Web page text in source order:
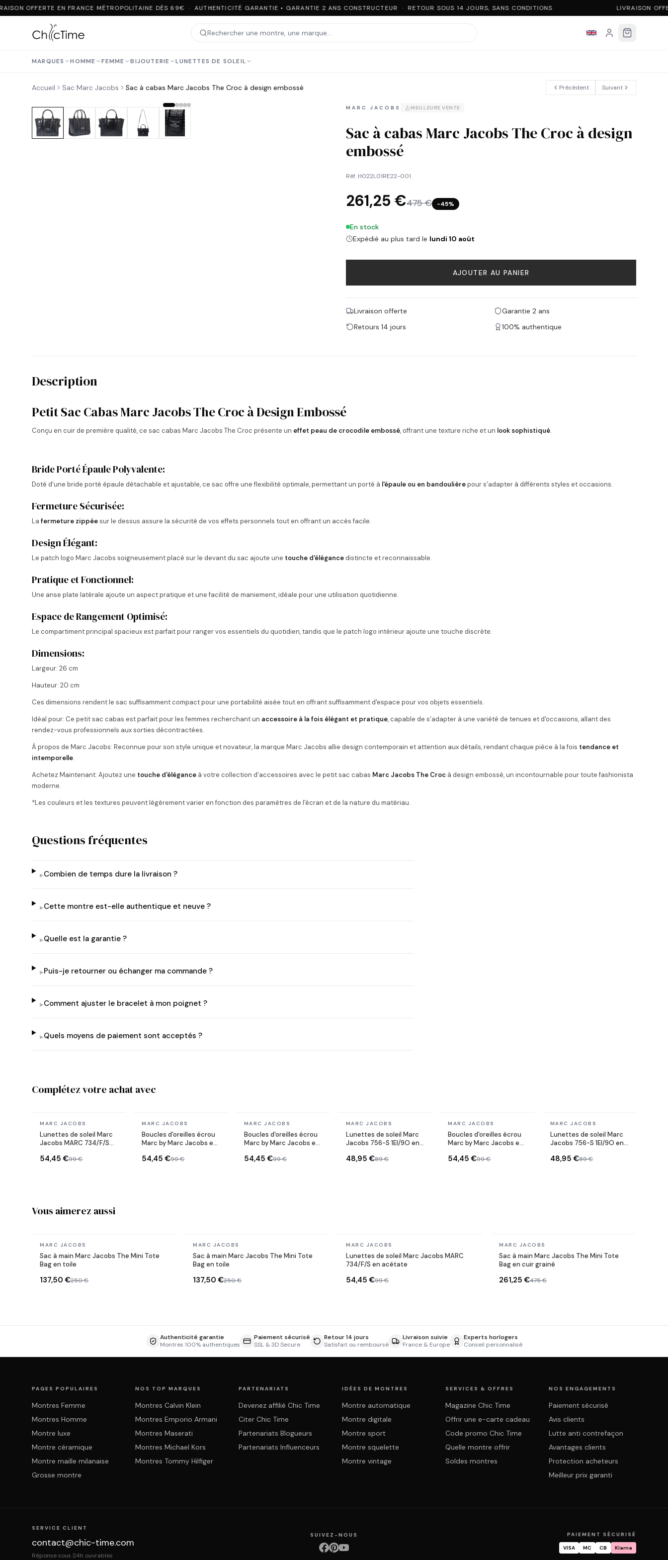
OFFERTE EN FRANCE MÉTROPOLITAINE DÈS 69€ · AUTHENTICITÉ GARANTIE • GARANTIE 2 ANS CONSTRUCTEUR · RETOUR SOUS 14 JOURS, SANS CONDITIONS LIVRAISON
MARQUES HOMME FEMME BIJOUTERIE LUNETTES DE SOLEIL
Accueil Sac Marc Jacobs Sac à cabas Marc Jacobs The Croc à design embossé Précédent Suivant
MARC JACOBS MEILLEURE VENTE
Sac à cabas Marc Jacobs The Croc à design
embossé
Réf. H022L01RE22-001
261,25 €475 € −45%
En stock
Expédié au plus tard le lundi 10 août
AJOUTER AU PANIER
Livraison offerte
Garantie 2 ans
Retours 14 jours
100% authentique
Description
Petit Sac Cabas Marc Jacobs The Croc à Design Embossé
Conçu en cuir de première qualité, ce sac cabas Marc Jacobs The Croc présente un effet peau de crocodile embossé, offrant une texture riche et un look sophistiqué.
Bride Porté Épaule Polyvalente:
Doté d'une bride porté épaule détachable et ajustable, ce sac offre une flexibilité optimale, permettant un porté à l'épaule ou en bandoulièrepour s'adapter à différents styles et occasions.
Fermeture Sécurisée:
La fermeture zippéesur le dessus assure la sécurité de vos effets personnels tout en offrant un accès facile.
Design Élégant:
Le patch logo Marc Jacobs soigneusement placé sur le devant du sac ajoute une touche d'élégancedistincte et reconnaissable.
Pratique et Fonctionnel:
Une anse plate latérale ajoute un aspect pratique et une facilité de maniement, idéale pour une utilisation quotidienne.
Espace de Rangement Optimisé:
Le compartiment principal spacieux est parfait pour ranger vos essentiels du quotidien, tandis que le patch logo intérieur ajoute une touche discrète.
Dimensions:
Largeur: 26 cm
Hauteur: 20 cm
Ces dimensions rendent le sac suffisamment compact pour une portabilité aisée tout en offrant suffisamment d'espace pour vos objets essentiels.
Idéal pour: Ce petit sac cabas est parfait pour les femmes recherchant un accessoire à la fois élégant et pratique, capable de s'adapter à une variété de tenues et d'occasions, allant des
rendez-vous professionnels aux sorties décontractées.
À propos de Marc Jacobs: Reconnue pour son style unique et novateur, la marque Marc Jacobs allie design contemporain et attention aux détails, rendant chaque pièce à la fois tendance et
intemporelle.
Achetez Maintenant: Ajoutez une touche d'élégance à votre collection d'accessoires avec le petit sac cabas Marc Jacobs The Croc à design embossé, un incontournable pour toute fashionista
moderne.
*Les couleurs et les textures peuvent légèrement varier en fonction des paramètres de l'écran et de la nature du matériau.
Questions fréquentes
▸Combien de temps dure la livraison ?
▸Cette montre est-elle authentique et neuve ?
▸Quelle est la garantie ?
▸Puis-je retourner ou échanger ma commande ?
▸Comment ajuster le bracelet à mon poignet ?
▸Quels moyens de paiement sont acceptés ?
Complétez votre achat avec
En stock
MARC JACOBS
Lunettes de soleil Marc
Jacobs MARC 734/F/S
54,45 €99 €
En stock
MARC JACOBS
Boucles d'oreilles écrou
Marc by Marc Jacobs en
54,45 €99 €
En stock
MARC JACOBS
Boucles d'oreilles écrou
Marc by Marc Jacobs en
54,45 €99 €
En stock
MARC JACOBS
Lunettes de soleil Marc
Jacobs 756-S 1EI/9O en
48,95 €89 €
En stock
MARC JACOBS
Boucles d'oreilles écrou
Marc by Marc Jacobs en
54,45 €99 €
En stock
MARC JACOBS
Lunettes de soleil Marc
Jacobs 756-S 1EI/9O en
48,95 €89 €
Vous aimerez aussi
En stock
MARC JACOBS
Sac à main Marc Jacobs The Mini Tote
Bag en toile
137,50 €250 €
En stock
MARC JACOBS
Sac à main Marc Jacobs The Mini Tote
Bag en toile
137,50 €250 €
En stock
MARC JACOBS
Lunettes de soleil Marc Jacobs MARC
734/F/S en acétate
54,45 €99 €
En stock
MARC JACOBS
Sac à main Marc Jacobs The Mini Tote
Bag en cuir grainé
261,25 €475 €
Authenticité garantie
Montres 100% authentiques
Paiement sécurisé
SSL & 3D Secure
Retour 14 jours
Satisfait ou remboursé
Livraison suivie
France & Europe
Experts horlogers
Conseil personnalisé
PAGES POPULAIRES
Montres Femme
Montres Homme
Montre luxe
Montre céramique
Montre maille milanaise
Grosse montre
NOS TOP MARQUES
Montres Calvin Klein
Montres Emporio Armani
Montres Maserati
Montres Michael Kors
Montres Tommy Hilfiger
PARTENARIATS
Devenez affilié Chic Time
Citer Chic Time
Partenariats Blogueurs
Partenariats Influenceurs
IDÉES DE MONTRES
Montre automatique
Montre digitale
Montre sport
Montre squelette
Montre vintage
SERVICES & OFFRES
Magazine Chic Time
Offrir une e-carte cadeau
Code promo Chic Time
Quelle montre offrir
Soldes montres
NOS ENGAGEMENTS
Paiement sécurisé
Avis clients
Lutte anti contrefaçon
Avantages clients
Protection acheteurs
Meilleur prix garanti
SERVICE CLIENT
contact@chic-time.com
Réponse sous 24h ouvrables
SUIVEZ-NOUS PAIEMENT SÉCURISÉ
VISA MC CB Klarna